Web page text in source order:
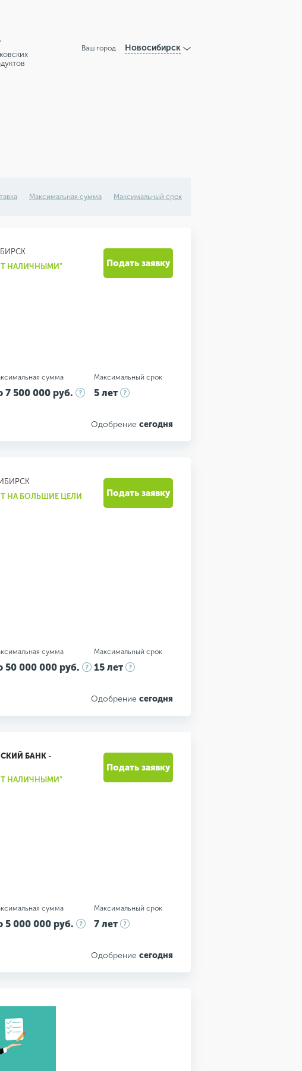
Ваш город Новосибирск
Максимальная сумма Максимальный срок
НАЛИЧНЫМИ"
сумма
7 500 000 руб.
Максимальный срок
5 лет
Одобрение сегодня
Подать заявку
НА БОЛЬШИЕ ЦЕЛИ
сумма
50 000 000 руб.
Максимальный срок
15 лет
Одобрение сегодня
Подать заявку
БАНК-
НАЛИЧНЫМИ"
сумма
5 000 000 руб.
Максимальный срок
7 лет
Одобрение сегодня
Подать заявку